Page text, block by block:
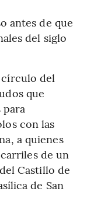
antes de que
del siglo
círculo del
que
con las
a quienes
de un
Castillo de
de San